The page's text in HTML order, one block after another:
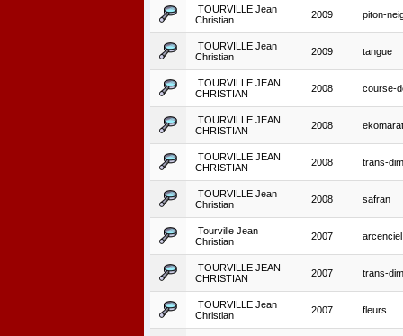
TOURVILLE Jean
Christian
2009 piton-
TOURVILLE Jean
Christian
2009 tangue
TOURVILLE JEAN
CHRISTIAN
2008 course-
TOURVILLE JEAN
CHRISTIAN
2008
TOURVILLE JEAN
CHRISTIAN
2008 trans-
TOURVILLE Jean
Christian
2008 safran
Tourville Jean
Christian
2007 arcenciel
TOURVILLE JEAN
CHRISTIAN
2007 trans-
TOURVILLE Jean
Christian
2007 fleurs